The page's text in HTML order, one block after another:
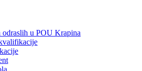
odraslih u POU Krapina